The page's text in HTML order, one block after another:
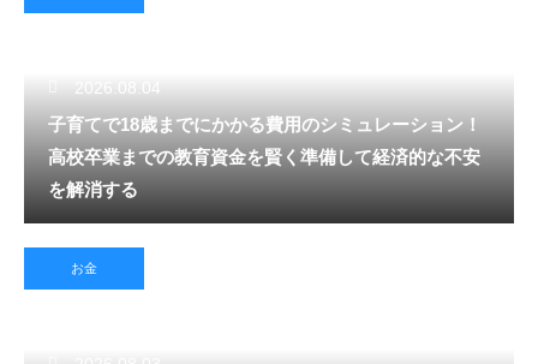
2026.08.04
子育てで18歳までにかかる費用のシミュレーション！
高校卒業までの教育資金を賢く準備して経済的な不安
を解消する
お金